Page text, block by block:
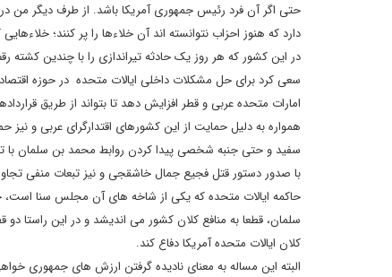
حتی اگر آن فرد رئیس جمهوری آمریکا باشد. از طرف دیگر من
دارد که هنوز احزاب نتوانسته اند آن خلاءها را پر کنند؛
در این کشور که هر روز یک حادثه تیراندازی را با چندین
سعی کرد برای حل مشکلات داخلی ایالات متحده در حوزه
امارات متحده عربی و قطر افزایش دهد تا بتواند از طریق
همواره به دلیل حمایت از این کشورهای اقتدارگرای عربی و
سفید و حتی جنبه شخصی پیدا کردن روابط محمد بن سلمان با
با صدور دستور قتل فجیع جمال خاشقجی و نیز تبعات منفی
حاکمه ایالات متحده که یکی از شاخه های آن مجلس سنا است،
سلمان، قطعا به منافع کلان کشور می اندیشد و در این راستا
کلان ایالات متحده آمریکا دفاع کند.
البته این مساله به معنای نادیده گرفتن ارزش های جمهوری